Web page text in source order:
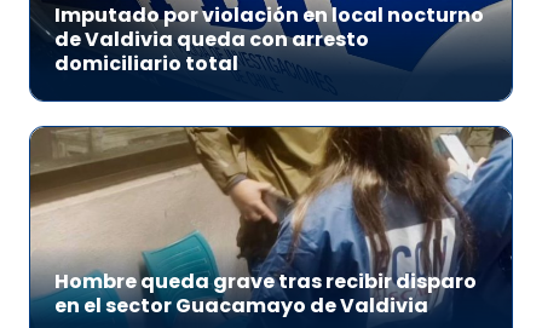
Imputado por violación en local nocturno
de Valdivia queda con arresto
domiciliario total
Hombre queda grave tras recibir disparo
en el sector Guacamayo de Valdivia